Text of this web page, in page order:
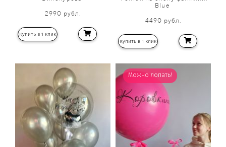
2990 рубл.
Купить в 1 клик
Blue
4490 рубл.
Купить в 1 клик
Можно лопать!